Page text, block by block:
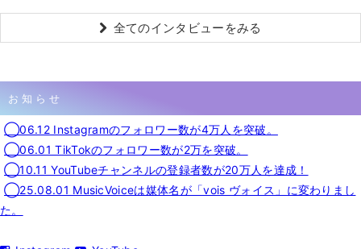
全てのインタビューをみる
お知らせ
◯06.12 Instagramのフォロワー数が4万人を突破。
◯06.01 TikTokのフォロワー数が2万を突破。
◯10.11 YouTubeチャンネルの登録者数が20万人を達成！
◯25.08.01 MusicVoiceは媒体名が「vois ヴォイス」に変わりまし
た。